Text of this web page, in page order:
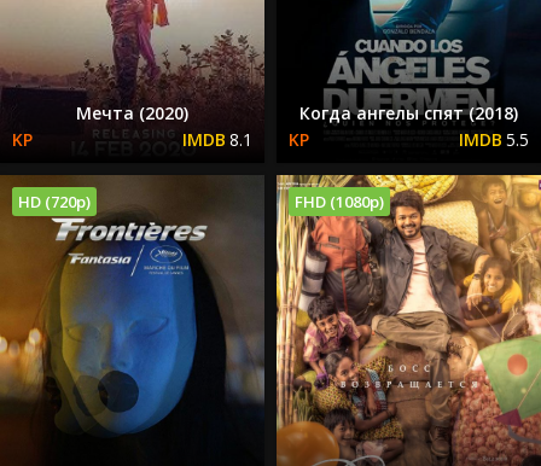
Мечта (2020)
8.1
Когда ангелы спят (2018)
5.5
HD (720p) FHD (1080p)